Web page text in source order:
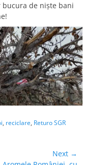
bucura de niște bani
, reciclare, Returo SGR
Next →